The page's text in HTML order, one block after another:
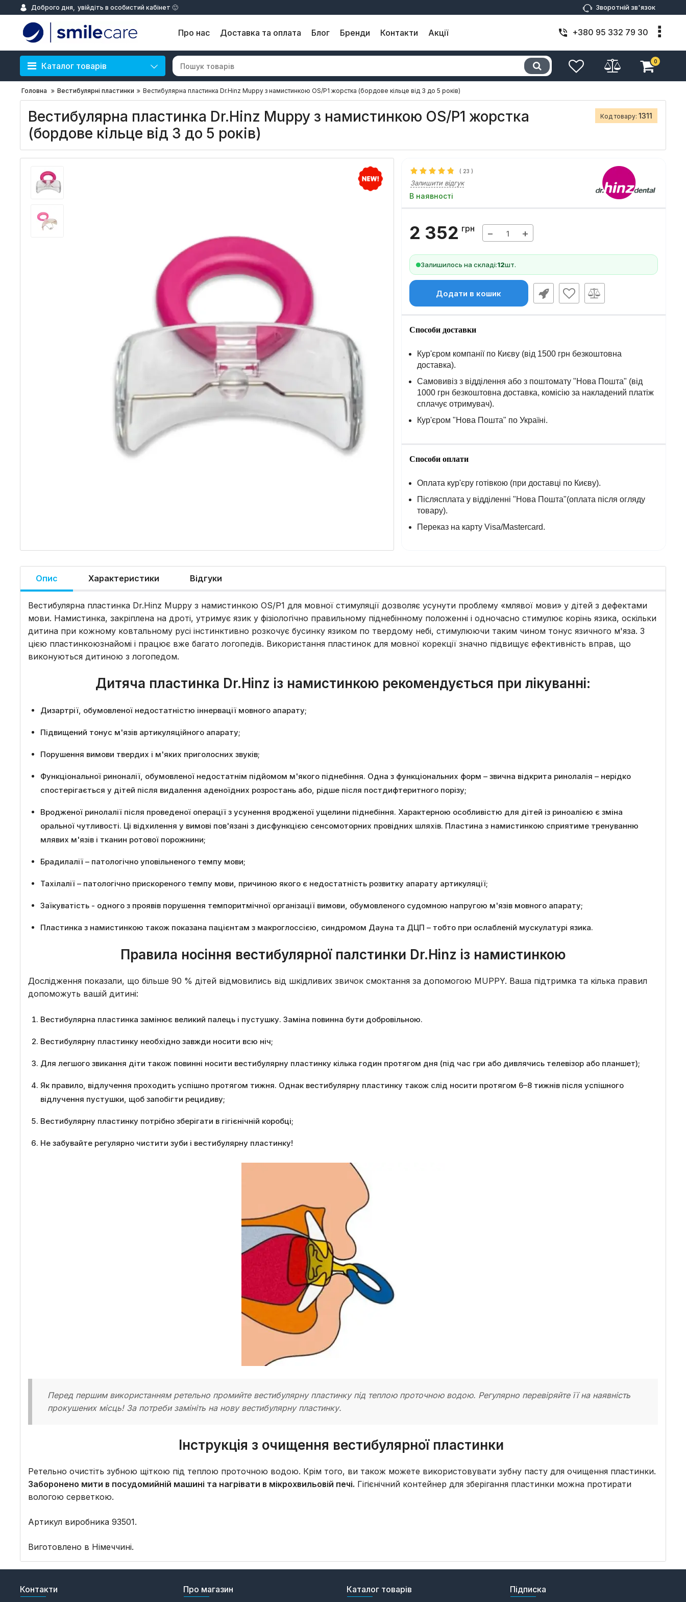
Доброго дня, увійдіть в особистий кабінет 🙂 Зворотній зв'язок
Про нас Доставка та оплата Блог Бренди Контакти Акції +380 95 332 79 30
Каталог товарів 0
Головна Вестибулярні пластинки Вестибулярна пластинка Dr.Hinz Muppy з намистинкою OS/P1 жорстка (бордове кільце від 3 до 5 років)
Вестибулярна пластинка Dr.Hinz Muppy з намистинкою OS/P1 жорстка
(бордове кільце від 3 до 5 років)
Код товару: 1311
( 23 )
Залишити відгук
В наявності
2 352 грн − +
Залишилось на складі:12шт.
Додати в кошик
Способи доставки
Кур'єром компанії по Києву (від 1500 грн безкоштовна
доставка).
Самовивіз з відділення або з поштомату "Нова Пошта" (від
1000 грн безкоштовна доставка, комісію за накладений платіж
сплачує отримувач).
Кур'єром "Нова Пошта" по Україні.
Способи оплати
Оплата кур'єру готівкою (при доставці по Києву).
Післясплата у відділенні "Нова Пошта"(оплата після огляду
товару).
Переказ на карту Visa/Mastercard.
Опис Характеристики Відгуки
Вестибулярна пластинка Dr.Hinz Muppy з намистинкою OS/P1 для мовної стимуляції дозволяє усунути проблему «млявої мови» у дітей з дефектами
мови. Намистинка, закріплена на дроті, утримує язик у фізіологічно правильному піднебінному положенні і одночасно стимулює корінь язика, оскільки
дитина при кожному ковтальному русі інстинктивно розкочує бусинку язиком по твердому небі, стимулюючи таким чином тонус язичного м'яза. З
цією пластинкоюзнайомі і працює вже багато логопедів. Використання пластинок для мовної корекції значно підвищує ефективність вправ, що
виконуються дитиною з логопедом.
Дитяча пластинка Dr.Hinz із намистинкою рекомендується при лікуванні:
Дизартрії, обумовленої недостатністю іннервації мовного апарату;
Підвищений тонус м'язів артикуляційного апарату;
Порушення вимови твердих і м'яких приголосних звуків;
Функціональної риноналії, обумовленої недостатнім підйомом м'якого піднебіння. Одна з функціональних форм – звична відкрита ринолалія – нерідко
спостерігається у дітей після видалення аденоїдних розростань або, рідше після постдифтеритного порізу;
Вродженої ринолалії після проведеної операції з усунення вродженої ущелини піднебіння. Характерною особливістю для дітей із риноалією є зміна
оральної чутливості. Ці відхилення у вимові пов'язані з дисфункцією сенсомоторних провідних шляхів. Пластина з намистинкою сприятиме тренуванню
млявих м'язів і тканин ротової порожнини;
Брадилалії – патологічно уповільненого темпу мови;
Тахілалії – патологічно прискореного темпу мови, причиною якого є недостатність розвитку апарату артикуляції;
Заїкуватість - одного з проявів порушення темпоритмічної організації вимови, обумовленого судомною напругою м'язів мовного апарату;
Пластинка з намистинкою також показана пацієнтам з макроглоссією, синдромом Дауна та ДЦП – тобто при ослабленій мускулатурі язика.
Правила носіння вестибулярної палстинки Dr.Hinz із намистинкою
Дослідження показали, що більше 90 % дітей відмовились від шкідливих звичок смоктання за допомогою MUPPY. Ваша підтримка та кілька правил
допоможуть вашій дитині:
Вестибулярна пластинка замінює великий палець і пустушку. Заміна повинна бути добровільною.
Вестибулярну пластинку необхідно завжди носити всю ніч;
Для легшого звикання діти також повинні носити вестибулярну пластинку кілька годин протягом дня (під час гри або дивлячись телевізор або планшет);
Як правило, відлучення проходить успішно протягом тижня. Однак вестибулярну пластинку також слід носити протягом 6–8 тижнів після успішного
відлучення пустушки, щоб запобігти рецидиву;
Вестибулярну пластинку потрібно зберігати в гігієнічній коробці;
Не забувайте регулярно чистити зуби і вестибулярну пластинку!
Перед першим використанням ретельно промийте вестибулярну пластинку під теплою проточною водою. Регулярно перевіряйте її на наявність
прокушених місць! За потреби замініть на нову вестибулярну пластинку.
Інструкція з очищення вестибулярної пластинки
Ретельно очистіть зубною щіткою під теплою проточною водою. Крім того, ви також можете використовувати зубну пасту для очищення пластинки.
Заборонено мити в посудомийній машині та нагрівати в мікрохвильовій печі. Гігієнічний контейнер для зберігання пластинки можна протирати
вологою серветкою.
Артикул виробника 93501.
Виготовлено в Німеччині.
Контакти Про магазин Каталог товарів Підписка